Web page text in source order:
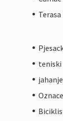
teniski